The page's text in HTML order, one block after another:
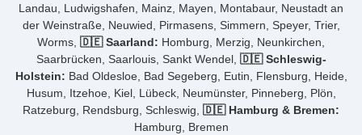
Landau, Ludwigshafen, Mainz, Mayen, Montabaur, Neustadt an
der Weinstraße, Neuwied, Pirmasens, Simmern, Speyer, Trier,
Worms, 🇩🇪 Saarland: Homburg, Merzig, Neunkirchen,
Saarbrücken, Saarlouis, Sankt Wendel, 🇩🇪 Schleswig-
Holstein: Bad Oldesloe, Bad Segeberg, Eutin, Flensburg, Heide,
Husum, Itzehoe, Kiel, Lübeck, Neumünster, Pinneberg, Plön,
Ratzeburg, Rendsburg, Schleswig, 🇩🇪 Hamburg & Bremen:
Hamburg, Bremen